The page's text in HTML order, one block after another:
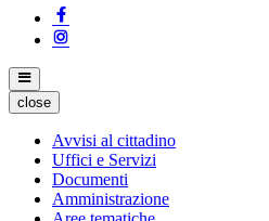
close
Avvisi al cittadino
Uffici e Servizi
Documenti
Amministrazione